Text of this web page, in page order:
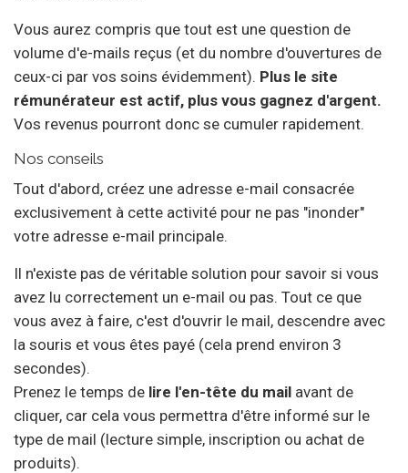
Vous aurez compris que tout est une question de
volume d'e-mails reçus (et du nombre d'ouvertures de
ceux-ci par vos soins évidemment). Plus le site
rémunérateur est actif, plus vous gagnez d'argent.
Vos revenus pourront donc se cumuler rapidement.
Nos conseils
Tout d'abord, créez une adresse e-mail consacrée
exclusivement à cette activité pour ne pas "inonder"
votre adresse e-mail principale.
Il n'existe pas de véritable solution pour savoir si vous
avez lu correctement un e-mail ou pas. Tout ce que
vous avez à faire, c'est d'ouvrir le mail, descendre avec
la souris et vous êtes payé (cela prend environ 3
secondes).
Prenez le temps de lire l'en-tête du mail avant de
cliquer, car cela vous permettra d'être informé sur le
type de mail (lecture simple, inscription ou achat de
produits).